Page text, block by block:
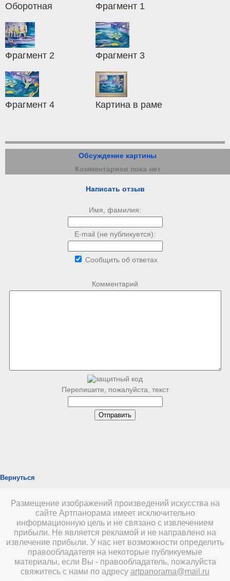
Оборотная Фрагмент 1
Фрагмент 2 Фрагмент 3
Фрагмент 4 Картина в раме
Обсуждение картины
Комментариев пока нет
Написать отзыв
Имя, фамилия:
E-mail (не публикуется):
Сообщить об ответах
Комментарий
Перепишите, пожалуйста, текст
Вернуться
Размещение изображений произведений искусства на
сайте Артпанорама имеет исключительно
информационную цель и не связано с извлечением
прибыли. Не является рекламой и не направлено на
извлечение прибыли. У нас нет возможности определить
правообладателя на некоторые публикуемые
материалы, если Вы - правообладатель, пожалуйста
свяжитесь с нами по адресу artpanorama@mail.ru